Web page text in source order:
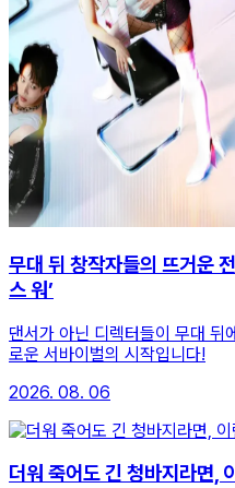
무대 뒤 창작자들의 뜨거운
스 워’
댄서가 아닌 디렉터들이 무대 뒤
로운 서바이벌의 시작입니다!
2026. 08. 06
더워 죽어도 긴 청바지라면,